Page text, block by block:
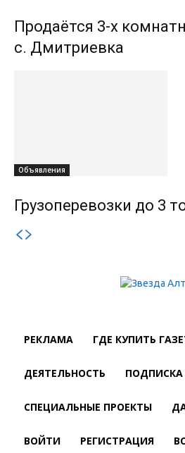
Продаётся 3-х
с. Дмитриевка
Объявления
Грузоперевозки до 3
РЕКЛАМА ГДЕ КУПИТЬ
ДЕЯТЕЛЬНОСТЬ ПОДПИСКА
СПЕЦИАЛЬНЫЕ ПРОЕКТЫ
ВОЙТИ РЕГИСТРАЦИЯ